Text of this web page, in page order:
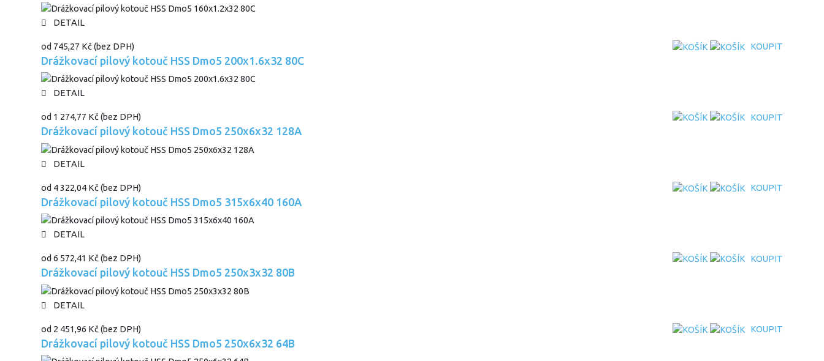
DETAIL
od 745,27 Kč (bez DPH) KOUPIT
Drážkovací pilový kotouč HSS Dmo5 200x1.6x32 80C
DETAIL
od 1 274,77 Kč(bez DPH) KOUPIT
Drážkovací pilový kotouč HSS Dmo5 250x6x32 128A
DETAIL
od 4 322,04 Kč (bez DPH) KOUPIT
Drážkovací pilový kotouč HSS Dmo5 315x6x40 160A
DETAIL
od 6 572,41 Kč(bez DPH) KOUPIT
Drážkovací pilový kotouč HSS Dmo5 250x3x32 80B
DETAIL
od 2 451,96 Kč (bez DPH) KOUPIT
Drážkovací pilový kotouč HSS Dmo5 250x6x32 64B